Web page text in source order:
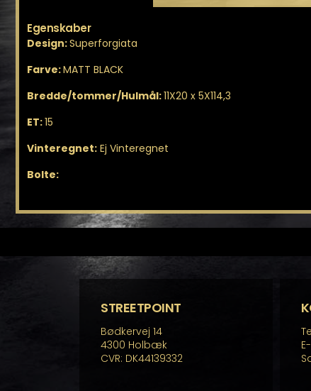
Egenskaber
Design:Superforgiata
Farve:MATT BLACK
Bredde/tommer/Hulmål:11X20 x 5X114,3
ET:15
Vinteregnet: Ej Vinteregnet
Bolte:
STREETPOINT
Bødkervej 14
4300 Holbæk
CVR: DK44139332